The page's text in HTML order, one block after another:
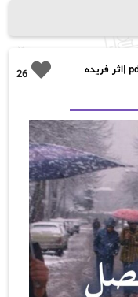
26
دانلود رمان ترنم مهر در فصل آبی و مه pdf |اثر فریده